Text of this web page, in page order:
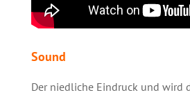
Sound
Der niedliche Eindruck und wird